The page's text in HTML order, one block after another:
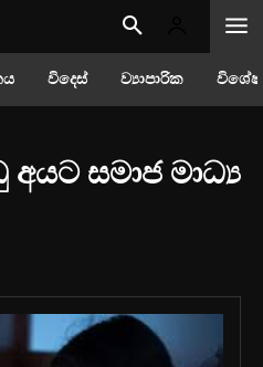
විදෙස් ව්‍යාපාරික
අයට සමාජ මාධ්‍ය